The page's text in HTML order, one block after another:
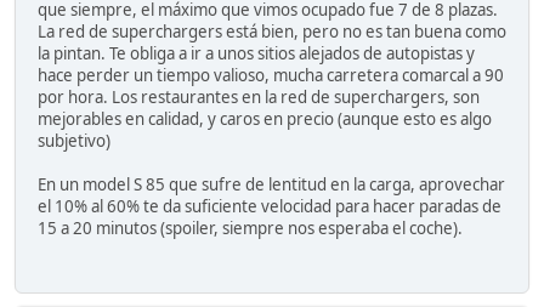
que siempre, el máximo que vimos ocupado fue 7 de 8 plazas.
La red de superchargers está bien, pero no es tan buena como
la pintan. Te obliga a ir a unos sitios alejados de autopistas y
hace perder un tiempo valioso, mucha carretera comarcal a 90
por hora. Los restaurantes en la red de superchargers, son
mejorables en calidad, y caros en precio (aunque esto es algo
subjetivo)
En un model S 85 que sufre de lentitud en la carga, aprovechar
el 10% al 60% te da suficiente velocidad para hacer paradas de
15 a 20 minutos (spoiler, siempre nos esperaba el coche).